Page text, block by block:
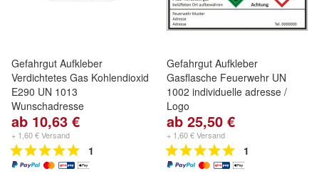
Gefahrgut Aufkleber
Verdichtetes Gas Kohlendioxid
E290 UN 1013
Wunschadresse
ab 10,63 €
+ 1,60 € Versand
1
Gefahrgut Aufkleber
Gasflasche Feuerwehr UN
1002 individuelle adresse /
Logo
ab 25,50 €
+ 1,60 € Versand
1